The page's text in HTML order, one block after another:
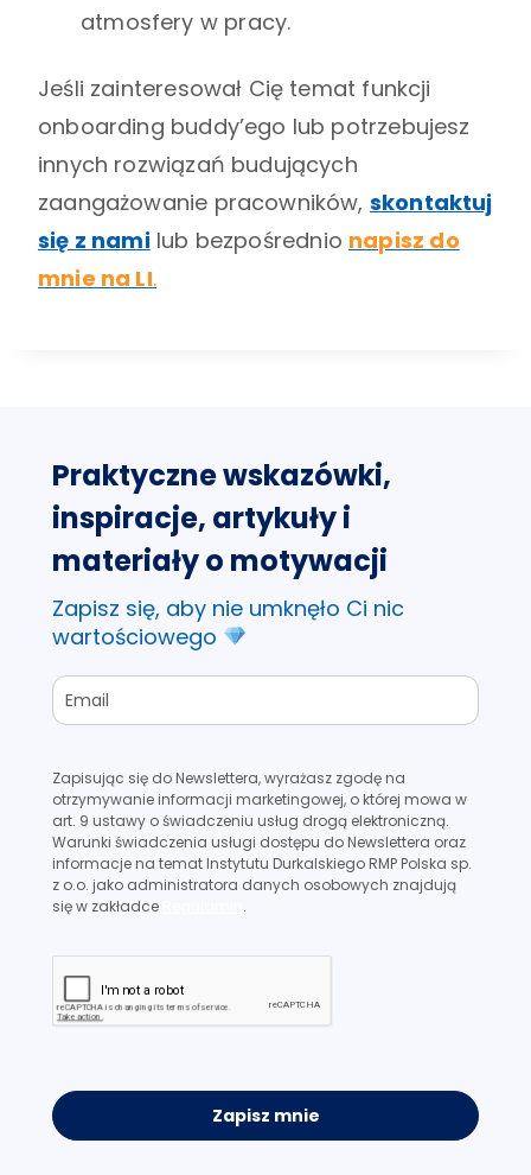
atmosfery w pracy.
Jeśli zainteresował Cię temat funkcji
onboarding buddy’ego lub potrzebujesz
innych rozwiązań budujących
zaangażowanie pracowników, skontaktuj
się z namilub bezpośrednio napisz do
mnie na LI.
Praktyczne wskazówki,
inspiracje, artykuły i
materiały o motywacji
Zapisz się, aby nie umknęło Ci nic
wartościowego
Zapisując się do Newslettera, wyrażasz zgodę na
otrzymywanie informacji marketingowej, o której mowa w
art. 9 ustawy o świadczeniu usług drogą elektroniczną.
Warunki świadczenia usługi dostępu do Newslettera oraz
informacje na temat Instytutu Durkalskiego RMP Polska sp.
z o.o. jako administratora danych osobowych znajdują
się w zakładce
.
Zapisz mnie